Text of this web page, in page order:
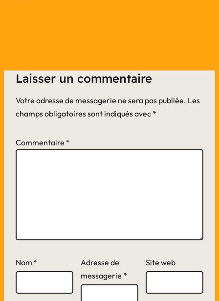
Laisser un commentaire
Votre adresse de messagerie ne sera pas publiée. Les
champs obligatoires sont indiqués avec *
Commentaire *
Nom *
Adresse de
messagerie *
Site web